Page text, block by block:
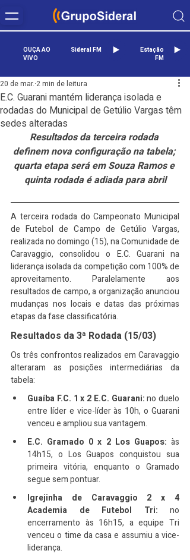
OUÇA AO
VIVO
Sideral FM
Estação
FM
E.C. Guarani mantém liderança isolada e
rodadas do Municipal de Getúlio Vargas têm
sedes alteradas
20 de mar. 2 min de leitura
Resultados da terceira rodada
definem nova configuração na tabela;
quarta etapa será em Souza Ramos e
quinta rodada é adiada para abril
A terceira rodada do Campeonato Municipal
de Futebol de Campo de Getúlio Vargas,
realizada no domingo (15), na Comunidade de
Caravaggio, consolidou o E.C. Guarani na
liderança isolada da competição com 100% de
aproveitamento. Paralelamente aos
resultados de campo, a organização anunciou
mudanças nos locais e datas das próximas
etapas da fase classificatória.
Resultados da 3ª Rodada (15/03)
Os três confrontos realizados em Caravaggio
alteraram as posições intermediárias da
tabela:
Guaíba F.C. 1 x 2 E.C. Guarani: no duelo
entre líder e vice-líder às 10h, o Guarani
venceu e ampliou sua vantagem.
E.C. Gramado 0 x 2 Los Guapos: às
14h15, o Los Guapos conquistou sua
primeira vitória, enquanto o Gramado
segue sem pontuar.
Igrejinha de Caravaggio 2 x 4
Academia de Futebol Tri: no
encerramento às 16h15, a equipe Tri
venceu o time da casa e assumiu a vice-
liderança.